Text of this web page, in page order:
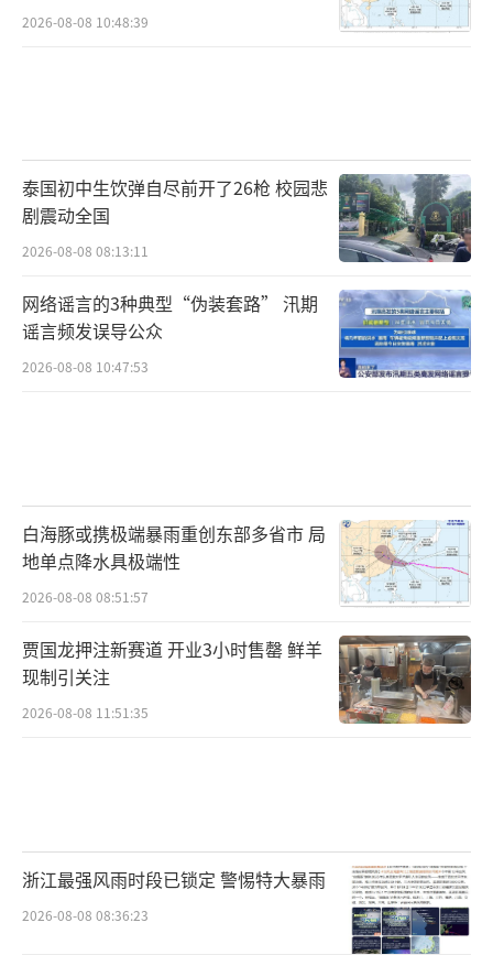
2026-08-08 10:48:39
泰国初中生饮弹自尽前开了26枪 校园悲
剧震动全国
2026-08-08 08:13:11
网络谣言的3种典型“伪装套路” 汛期
谣言频发误导公众
2026-08-08 10:47:53
白海豚或携极端暴雨重创东部多省市 局
地单点降水具极端性
2026-08-08 08:51:57
贾国龙押注新赛道 开业3小时售罄 鲜羊
现制引关注
2026-08-08 11:51:35
浙江最强风雨时段已锁定 警惕特大暴雨
2026-08-08 08:36:23